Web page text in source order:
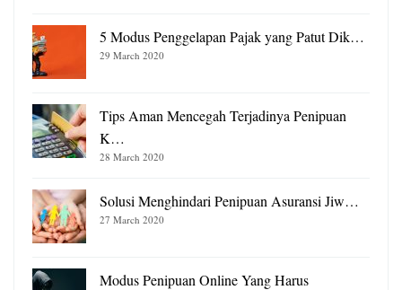
5 Modus Penggelapan Pajak yang Patut Dik…
29 March 2020
Tips Aman Mencegah Terjadinya Penipuan
K…
28 March 2020
Solusi Menghindari Penipuan Asuransi Jiw…
27 March 2020
Modus Penipuan Online Yang Harus